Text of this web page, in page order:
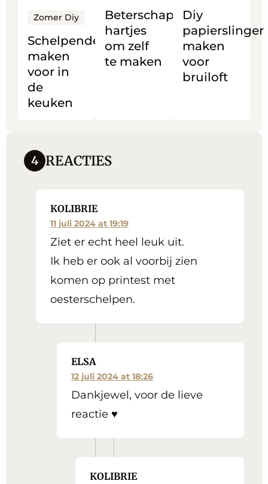
Schelpendecoratie
maken
voor in
de
keuken
Zomer Diy
voor
in
de
keuken
Beterschap
hartjes
om zelf
te maken
om
te
Diy
papierslinger
maken
voor
bruiloft
papierslinger
maken
voor
4 REACTIES
KOLIBRIE
11 juli 2024 at 19:19
Ziet er echt heel leuk uit.
Ik heb er ook al voorbij zien
komen op printest met
oesterschelpen.
ELSA
12 juli 2024 at 18:26
Dankjewel, voor de lieve
reactie ♥
KOLIBRIE